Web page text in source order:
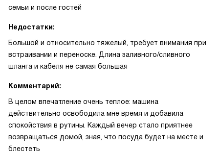
семьи и после гостей
Недостатки:
Большой и относительно тяжелый, требует внимания при
встраивании и переноске. Длина заливного/сливного
шланга и кабеля не самая большая
Комментарий:
В целом впечатление очень теплое: машина
действительно освободила мне время и добавила
спокойствия в рутины. Каждый вечер стало приятнее
возвращаться домой, зная, что посуда будет на месте и
блестеть